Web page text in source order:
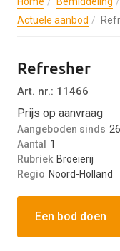
Actuele aanbod
Refresher
Art. nr.: 11466
Prijs op aanvraag
Aangeboden sinds
Aantal
1
Rubriek Broeierij
Regio Noord-Holland
Een bod doen